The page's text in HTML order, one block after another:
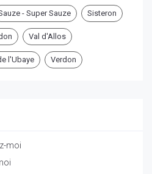
- Super Sauze Sisteron
Val d'Allos
l'Ubaye Verdon
moi